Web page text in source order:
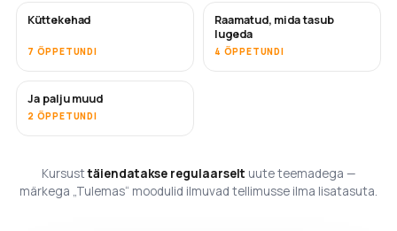
TULEMAS
Küttekehad
7 ÕPPETUNDI
TULEMAS
Raamatud, mida tasub
lugeda
4 ÕPPETUNDI
TULEMAS
Ja palju muud
2 ÕPPETUNDI
Kursusttäiendatakse regulaarselt uute teemadega —
märkega „Tulemas“ moodulid ilmuvad tellimusse ilma lisatasuta.